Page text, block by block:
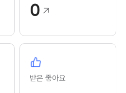
0
받은 좋아요